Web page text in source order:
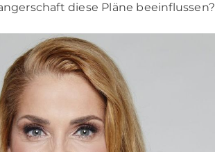
diese Pläne beeinflussen?